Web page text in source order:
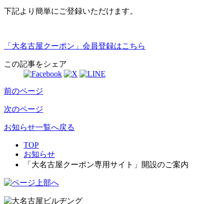
下記より簡単にご登録いただけます。
「大名古屋クーポン」会員登録はこちら
この記事をシェア
前のページ
次のページ
お知らせ一覧へ戻る
TOP
お知らせ
「大名古屋クーポン専用サイト」開設のご案内